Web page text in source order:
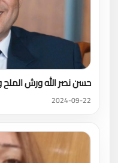
حسن نصر الله ورش الملح
2024-09-22